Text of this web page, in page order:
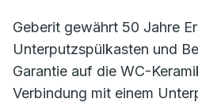
Geberit gewährt 50 Jahre
Unterputzspülkasten und
Garantie auf die WC-
Verbindung mit einem